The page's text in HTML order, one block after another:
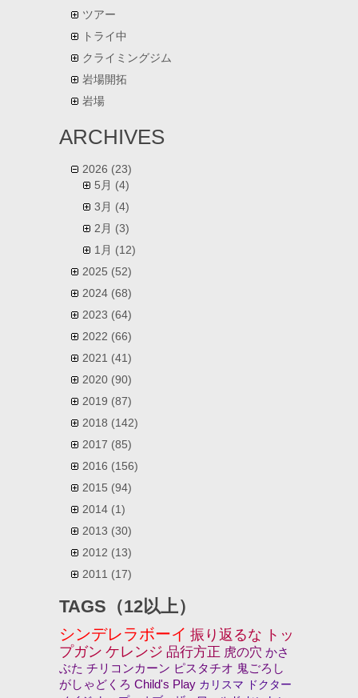
ツアー
トライ中
クライミングジム
岩場開拓
岩場
ARCHIVES
2026 (23)
5月 (4)
3月 (4)
2月 (3)
1月 (12)
2025 (52)
2024 (68)
2023 (64)
2022 (66)
2021 (41)
2020 (90)
2019 (87)
2018 (142)
2017 (85)
2016 (156)
2015 (94)
2014 (1)
2013 (30)
2012 (13)
2011 (17)
TAGS（12以上）
シンデレラボーイ 振り返るな トッ
プガン ケレンジ 品行方正 虎の穴 かさ
ぶた チリコンカーン ピスタチオ 鬼ごろし
がしゃどくろ Child's Play カリスマ
ドクター